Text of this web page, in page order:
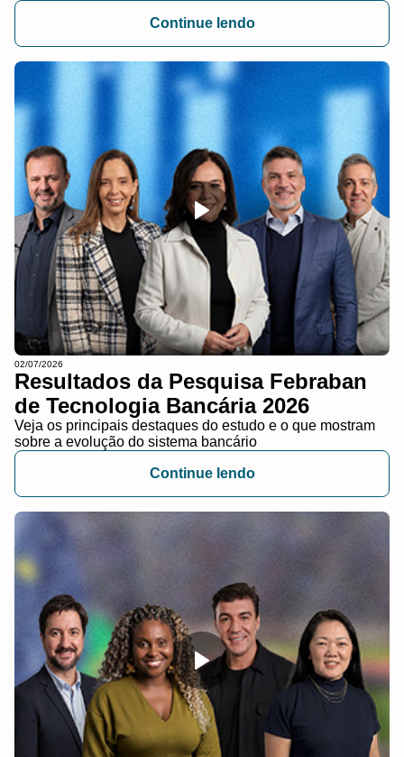
Continue lendo
02/07/2026
Resultados da Pesquisa Febraban
de Tecnologia Bancária 2026
Veja os principais destaques do estudo e o que mostram
sobre a evolução do sistema bancário
Continue lendo